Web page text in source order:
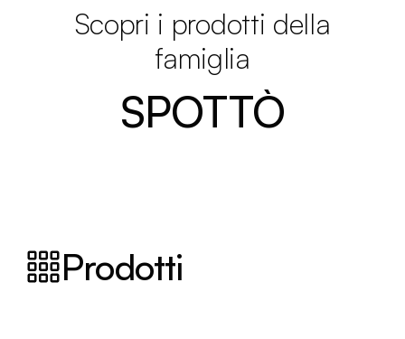
Scopri i prodotti della
famiglia
SPOTTÒ
Prodotti